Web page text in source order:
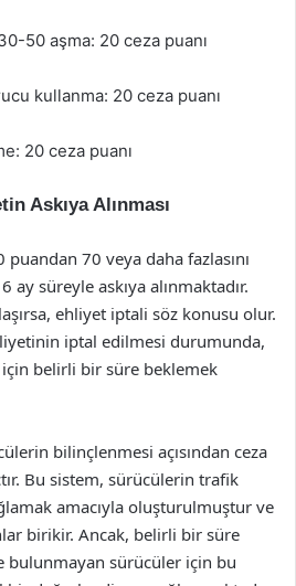
30-50 aşma: 20 ceza puanı
kullanma: 20 ceza puanı
20 ceza puanı
Askıya Alınması
70 veya daha fazlasını
ay süreyle askıya alınmaktadır.
ehliyet iptali söz konusu olur.
iptal edilmesi durumunda,
belirli bir süre beklemek
bilinçlenmesi açısından ceza
Bu sistem, sürücülerin trafik
amacıyla oluşturulmuştur ve
birikir. Ancak, belirli bir süre
bulunmayan sürücüler için bu